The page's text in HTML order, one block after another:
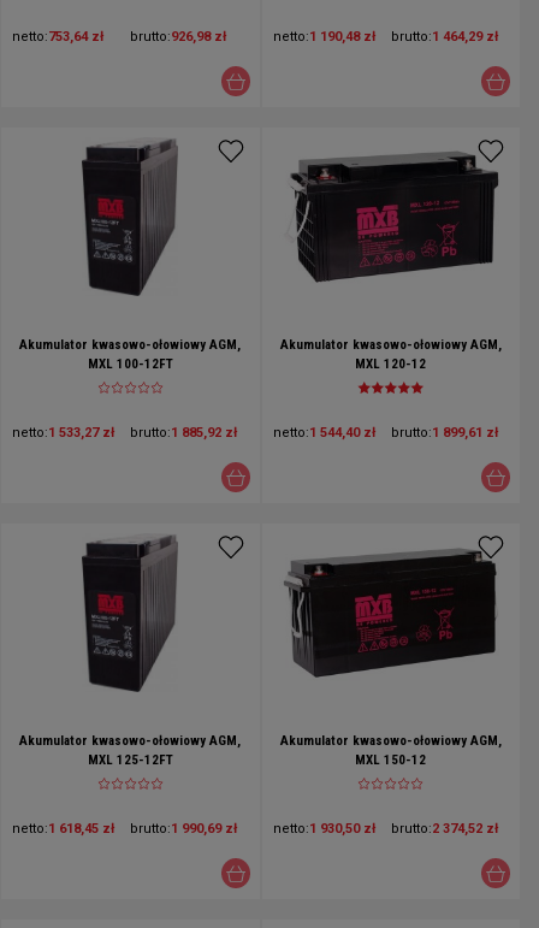
netto:753,64 zł brutto:926,98 zł netto:1 190,48 zł brutto:1 464,29 zł
Akumulator kwasowo-ołowiowy AGM,
MXL 100-12FT
netto:1 533,27 zł brutto:1 885,92 zł
Akumulator kwasowo-ołowiowy AGM,
MXL 120-12
netto:1 544,40 zł brutto:1 899,61 zł
Akumulator kwasowo-ołowiowy AGM,
MXL 125-12FT
netto:1 618,45 zł brutto:1 990,69 zł
Akumulator kwasowo-ołowiowy AGM,
MXL 150-12
netto:1 930,50 zł brutto:2 374,52 zł